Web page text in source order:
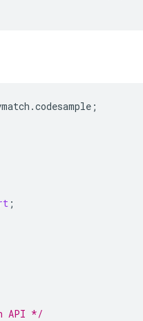
.codesample ;
;
API */